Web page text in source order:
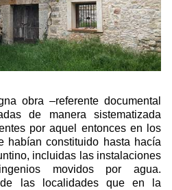
obra –referente documental
de manera sistematizada
por aquel entonces en los
habían constituido hasta hacía
incluidas las instalaciones
movidos por agua.
de las localidades que en la